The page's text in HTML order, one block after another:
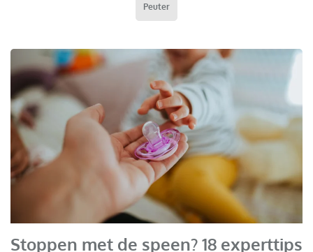
Peuter
Stoppen met de speen? 18 experttips